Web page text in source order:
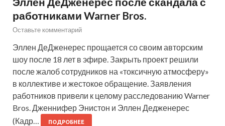
работниками Warner Bros.
Оставьте комментарий
Эллен ДеДженерес прощается со своим авторским
шоу после 18 лет в эфире. Закрыть проект решили
после жалоб сотрудников на «токсичную атмосферу»
в коллективе и жестокое обращение. Заявления
работников привели к целому расследованию Warner
Bros. Дженнифер Энистон и Эллен Дедженерес
(Кадр…
ПОДРОБНЕЕ